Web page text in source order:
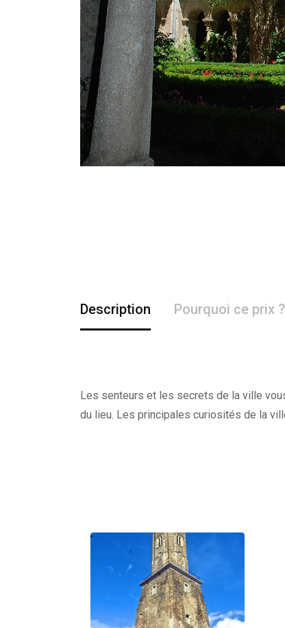
Description Pourquoi ce prix ?
Les senteurs et les secrets de la ville
du lieu. Les principales curiosités de la